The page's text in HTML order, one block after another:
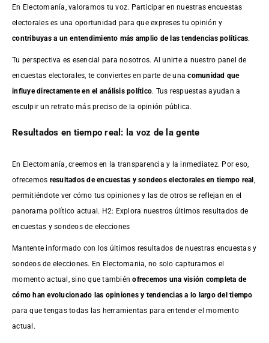
En Electomanía, valoramos tu voz. Participar en nuestras encuestas
electorales es una oportunidad para que expreses tu opinión y
contribuyas a un entendimiento más amplio de las tendencias políticas.
Tu perspectiva es esencial para nosotros. Al unirte a nuestro panel de
encuestas electorales, te conviertes en parte de unacomunidad que
influye directamente en el análisis político. Tus respuestas ayudan a
esculpir un retrato más preciso de la opinión pública.
Resultados en tiempo real: la voz de la gente
En Electomanía, creemos en la transparencia y la inmediatez. Por eso,
ofrecemos resultados deencuestas y sondeos electorales en tiempo real ,
permitiéndote ver cómo tus opiniones y las de otros se reflejan en el
panorama político actual. H2: Explora nuestros últimos resultados de
encuestas y sondeos de elecciones
Mantente informado con los últimos resultados de nuestras encuestasy
sondeos de elecciones. En Electomania, no solo capturamos el
momento actual, sino que tambiénofrecemos una visión completa de
cómo han evolucionado las opiniones y tendencias a lo largo del tiempo
para que tengas todas las herramientas para entender el momento
actual.